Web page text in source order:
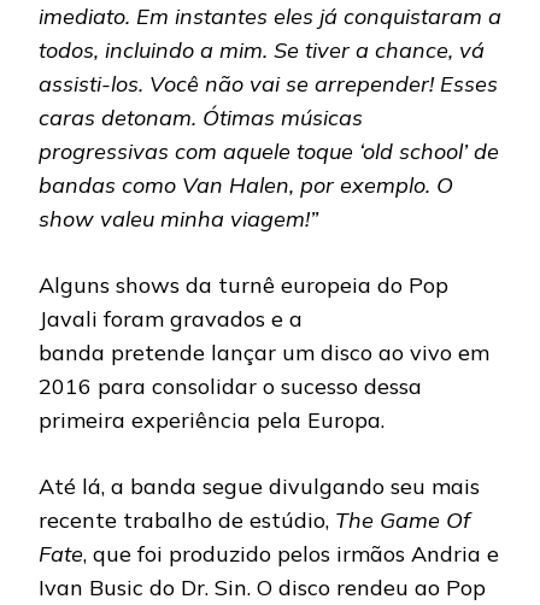
imediato. Em instantes eles já conquistaram a
todos, incluindo a mim. Se tiver a chance, vá
assisti-los. Você não vai se arrepender! Esses
caras detonam. Ótimas músicas
progressivas com aquele toque ‘old school’ de
bandas como Van Halen, por exemplo. O
show valeu minha viagem!”
Alguns shows da turnê europeia do Pop
Javali foram gravados e a
banda pretende lançar um disco ao vivo em
2016 para consolidar o sucesso dessa
primeira experiência pela Europa.
Até lá, a banda segue divulgando seu mais
recente trabalho de estúdio, The Game Of
Fate, que foi produzido pelos irmãos Andria e
Ivan Busic do Dr. Sin. O disco rendeu ao Pop